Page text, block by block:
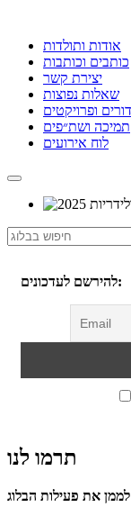
אודות ותולדות
כותבים וכותבות
יצירת קשר
שאלות נפוצות
ופרויקטים
תמיכה ושת״פים
לוח אירועים
להירשם לעדכונים:
תרמו לנו
לממן את פעילות הבלוג